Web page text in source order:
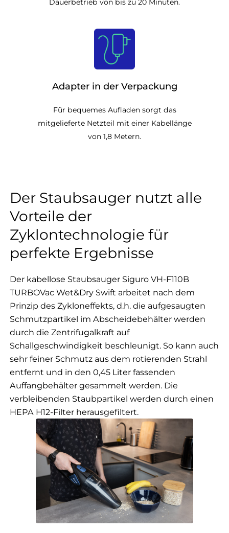
Dauerbetrieb von bis zu 20 Minuten.
Adapter in der Verpackung
Für bequemes Aufladen sorgt das
mitgelieferte Netzteil mit einer Kabellänge
von 1,8 Metern.
Der Staubsauger nutzt alle
Vorteile der
Zyklontechnologie für
perfekte Ergebnisse
Der kabellose Staubsauger Siguro VH-F110B
TURBOVac Wet&Dry Swift arbeitet nach dem
Prinzip des Zykloneffekts, d.h. die aufgesaugten
Schmutzpartikel im Abscheidebehälter werden
durch die Zentrifugalkraft auf
Schallgeschwindigkeit beschleunigt. So kann auch
sehr feiner Schmutz aus dem rotierenden Strahl
entfernt und in den 0,45 Liter fassenden
Auffangbehälter gesammelt werden. Die
verbleibenden Staubpartikel werden durch einen
HEPA H12-Filter herausgefiltert.